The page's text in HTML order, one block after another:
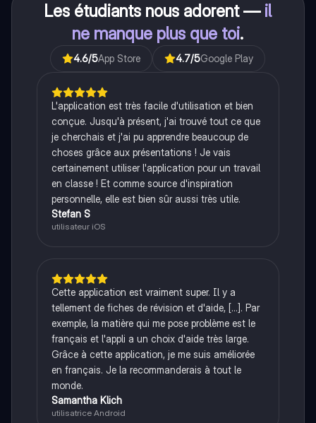
Les étudiants nous adorent — il
ne manque plus que toi.
4.6/5App Store 4.7/5Google Play
L'application est très facile d'utilisation et bien
conçue. Jusqu'à présent, j'ai trouvé tout ce que
je cherchais et j'ai pu apprendre beaucoup de
choses grâce aux présentations ! Je vais
certainement utiliser l'application pour un travail
en classe ! Et comme source d'inspiration
personnelle, elle est bien sûr aussi très utile.
Stefan S
utilisateur iOS
Cette application est vraiment super. Il y a
tellement de fiches de révision et d'aide, [...]. Par
exemple, la matière qui me pose problème est le
français et l'appli a un choix d'aide très large.
Grâce à cette application, je me suis améliorée
en français. Je la recommanderais à tout le
monde.
Samantha Klich
utilisatrice Android